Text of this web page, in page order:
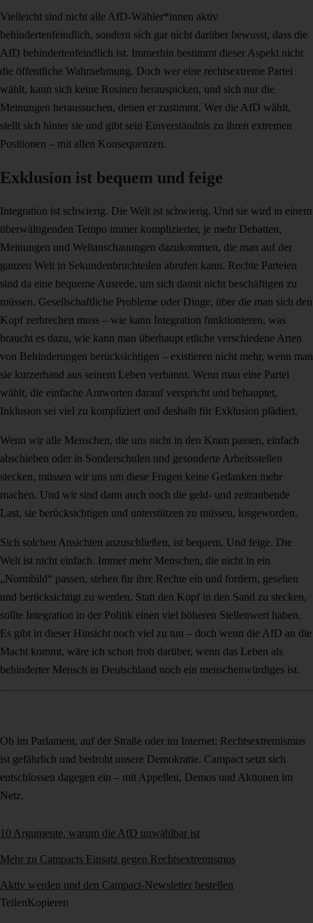
Vielleicht sind nicht alle AfD-Wähler*innen aktiv
behindertenfeindlich, sondern sich gar nicht darüber bewusst, dass die
AfD behindertenfeindlich ist. Immerhin bestimmt dieser Aspekt nicht
die öffentliche Wahrnehmung. Doch wer eine rechtsextreme Partei
wählt, kann sich keine Rosinen herauspicken, und sich nur die
Meinungen heraussuchen, denen er zustimmt. Wer die AfD wählt,
stellt sich hinter sie und gibt sein Einverständnis zu ihren extremen
Positionen – mit allen Konsequenzen.
Exklusion ist bequem und feige
Integration ist schwierig. Die Welt ist schwierig. Und sie wird in einem
überwältigenden Tempo immer komplizierter, je mehr Debatten,
Meinungen und Weltanschauungen dazukommen, die man auf der
ganzen Welt in Sekundenbruchteilen abrufen kann. Rechte Parteien
sind da eine bequeme Ausrede, um sich damit nicht beschäftigen zu
müssen. Gesellschaftliche Probleme oder Dinge, über die man sich den
Kopf zerbrechen muss – wie kann Integration funktionieren, was
braucht es dazu, wie kann man überhaupt etliche verschiedene Arten
von Behinderungen berücksichtigen – existieren nicht mehr, wenn man
sie kurzerhand aus seinem Leben verbannt. Wenn man eine Partei
wählt, die einfache Antworten darauf verspricht und behauptet,
Inklusion sei viel zu kompliziert und deshalb für Exklusion plädiert.
Wenn wir alle Menschen, die uns nicht in den Kram passen, einfach
abschieben oder in Sonderschulen und gesonderte Arbeitsstellen
stecken, müssen wir uns um diese Fragen keine Gedanken mehr
machen. Und wir sind dann auch noch die geld- und zeitraubende
Last, sie berücksichtigen und unterstützen zu müssen, losgeworden.
Sich solchen Ansichten anzuschließen, ist bequem. Und feige. Die
Welt ist nicht einfach. Immer mehr Menschen, die nicht in ein
„Normbild“ passen, stehen für ihre Rechte ein und fordern, gesehen
und berücksichtigt zu werden. Statt den Kopf in den Sand zu stecken,
sollte Integration in der Politik einen viel höheren Stellenwert haben.
Es gibt in dieser Hinsicht noch viel zu tun – doch wenn die AfD an die
Macht kommt, wäre ich schon froh darüber, wenn das Leben als
behinderter Mensch in Deutschland noch ein menschenwürdiges ist.
Ob im Parlament, auf der Straße oder im Internet: Rechtsextremismus
ist gefährlich und bedroht unsere Demokratie. Campact setzt sich
entschlossen dagegen ein – mit Appellen, Demos und Aktionen im
Netz.
10 Argumente, warum die AfD unwählbar ist
Mehr zu Campacts Einsatz gegen Rechtsextremismus
Aktiv werden und den Campact-Newsletter bestellen
TeilenKopieren